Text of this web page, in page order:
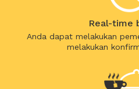
Real-time
Anda dapat melakukan
melakukan